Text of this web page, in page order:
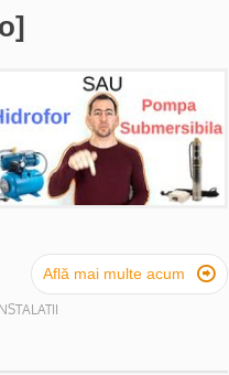
Află mai multe acum 